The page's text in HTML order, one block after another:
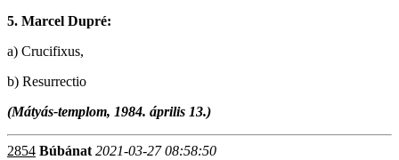
5. Marcel Dupré:
a) Crucifixus,
b) Resurrectio
(Mátyás-templom, 1984. április 13.)
2854 Búbánat 2021-03-27 08:58:50